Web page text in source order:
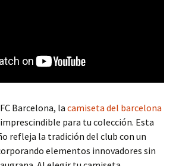
Barcelona, la camiseta del barcelona
para tu colección. Esta
refleja la tradición del club con un
elementos innovadores sin